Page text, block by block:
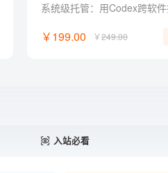
￥199.00 ￥249.00
入站必看